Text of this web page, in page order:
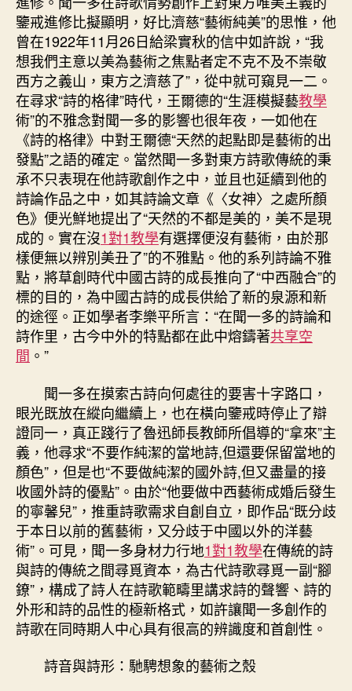
鑒戒進修比擬顯明，好比濟慈“藝術純美”的思惟，他
曾在1922年11月26日給梁實秋的信中如許說，“我
想我們主意以美為藝術之焦點者定不克不及不崇敬
西方之義山，東方之濟慈了”，從中就可窺見一二。
在尋求“詩的格律”時代，王爾德的“生涯模擬藝教學
術”的不雅念對聞一多的影響也很年夜，一如他在
《詩的格律》中對王爾德“天然的起點即是藝術的出
發點”之語的確定。當然聞一多對東方詩歌傳統的秉
承不只表現在他詩歌創作之中，並且也延續到他的
詩論作品之中，如其詩論文章《〈女神〉之處所顏
色》便光鮮地提出了“天然的不都是美的，美不是現
成的。實在沒1對1教學有選擇便沒有藝術，由於那
樣便無以辨別美丑了”的不雅點。他的系列詩論不雅
點，將草創時代中國古詩的成長推向了“中西融合”的
標的目的，為中國古詩的成長供給了新的泉源和新
的途徑。正如學者李樂平所言：“在聞一多的詩論和
詩作里，古今中外的特點都在此中熔鑄著共享空
間 。”
聞一多在摸索古詩向何處往的要害十字路口，
眼光既放在縱向繼續上，也在橫向鑒戒時停止了辯
證同一，真正踐行了魯迅師長教師所倡導的“拿來”主
義，他尋求“不要作純潔的當地詩,但還要保留當地的
顏色”，但是也“不要做純潔的國外詩,但又盡量的接
收國外詩的優點”。由於“他要做中西藝術成婚后發生
的寧馨兒”，推重詩歌需求自創自立，即作品“既分歧
于本日以前的舊藝術，又分歧于中國以外的洋藝
術”。可見，聞一多身材力行地1對1教學在傳統的詩
與詩的傳統之間尋覓資本，為古代詩歌尋覓一副“腳
鐐”，構成了詩人在詩歌範疇里講求詩的聲響、詩的
外形和詩的品性的極新格式，如許讓聞一多創作的
詩歌在同時期人中心具有很高的辨識度和首創性。
詩音與詩形：馳騁想象的藝術之殼